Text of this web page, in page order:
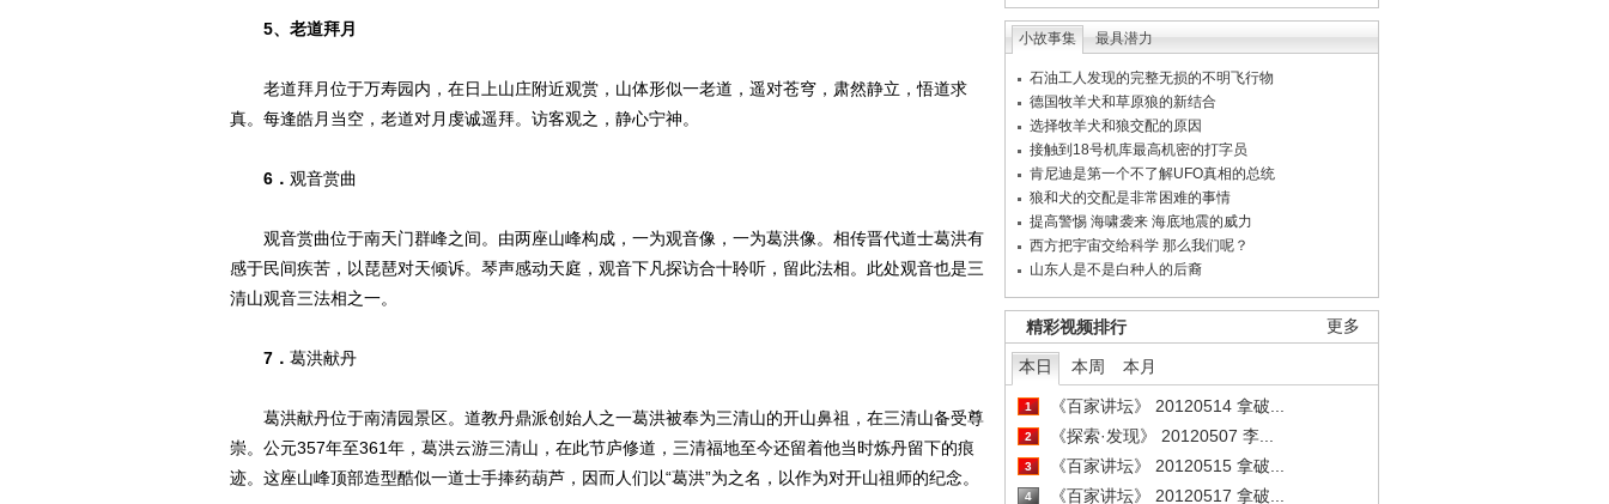
小故事集 最具潜力
石油工人发现的完整无损的不明飞行物
德国牧羊犬和草原狼的新结合
选择牧羊犬和狼交配的原因
接触到18号机库最高机密的打字员
肯尼迪是第一个不了解UFO真相的总统
狼和犬的交配是非常困难的事情
提高警惕 海啸袭来 海底地震的威力
西方把宇宙交给科学 那么我们呢？
山东人是不是白种人的后裔
更多
精彩视频排行
本日 本周 本月
1 《百家讲坛》 20120514 拿破...
2 《探索·发现》 20120507 李...
3 《百家讲坛》 20120515 拿破...
4 《百家讲坛》 20120517 拿破...
5、老道拜月
老道拜月位于万寿园内，在日上山庄附近观赏，山体形似一老道，遥对苍穹，肃然静立，悟道求
真。每逢皓月当空，老道对月虔诚遥拜。访客观之，静心宁神。
6． 观音赏曲
观音赏曲位于南天门群峰之间。由两座山峰构成，一为观音像，一为葛洪像。相传晋代道士葛洪有
感于民间疾苦，以琵琶对天倾诉。琴声感动天庭，观音下凡探访合十聆听，留此法相。此处观音也是三
清山观音三法相之一。
7． 葛洪献丹
葛洪献丹位于南清园景区。道教丹鼎派创始人之一葛洪被奉为三清山的开山鼻祖，在三清山备受尊
崇。公元357年至361年，葛洪云游三清山，在此节庐修道，三清福地至今还留着他当时炼丹留下的痕
迹。这座山峰顶部造型酷似一道士手捧药葫芦，因而人们以“葛洪”为之名，以作为对开山祖师的纪念。